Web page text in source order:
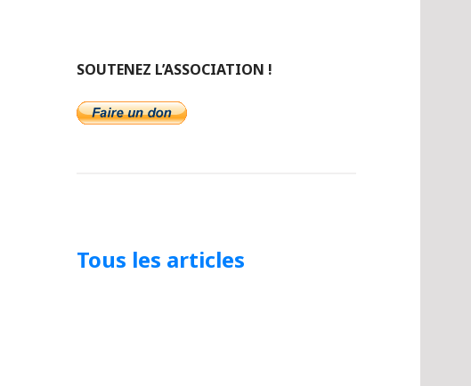
SOUTENEZ L’ASSOCIATION !
Tous les articles